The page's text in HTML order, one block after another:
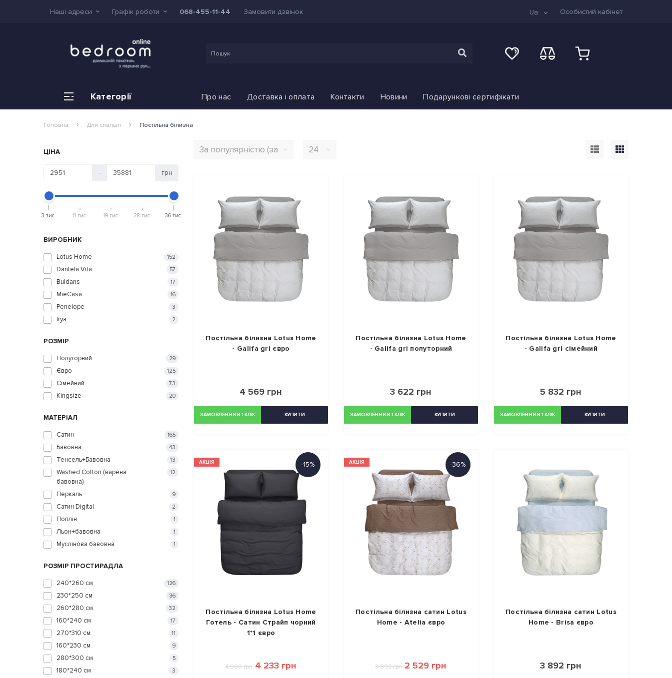
Наші адреси Графік роботи 068-455-11-44 Замовити дзвінок Ua Особистий кабінет
Категорії Про нас Доставка і оплата Контакти Новини Подарункові сертифікати
Головна Для спальні Постільна білизна
ЦІНА
- грн
3 тис. 11 тис. 19 тис. 28 тис. 36 тис.
ВИРОБНИК
Lotus Home 152
Dantela Vita 57
Buldans 17
MieCasa 16
Penelope 3
Irya 2
РОЗМІР
Полуторний 29
Євро 125
Сімейний 73
Kingsize 20
МАТЕРІАЛ
Сатин 165
Бавовна 43
Тенсель+Бавовна 13
Washed Cotton (варена
бавовна)
12
Перкаль 9
Сатин Digital 2
Поплін 1
Льон+бавовна 1
Муслінова бавовна 1
РОЗМІР ПРОСТИРАДЛА
240*260 см 126
230*250 см 36
260*280 см 32
160*240 см 17
270*310 см 11
160*230 см 9
280*300 см 5
180*240 см 3
Постільна білизна Lotus Home
- Galifa gri євро
4 569 грн
ЗАМОВЛЕННЯ В 1 КЛІК КУПИТИ
Постільна білизна Lotus Home
- Galifa gri полуторний
3 622 грн
ЗАМОВЛЕННЯ В 1 КЛІК КУПИТИ
Постільна білизна Lotus Home
- Galifa gri сімейний
5 832 грн
ЗАМОВЛЕННЯ В 1 КЛІК КУПИТИ
АКЦІЯ -15%
Постільна білизна Lotus Home
Готель - Сатин Страйп чорний
1*1 євро
4 980 грн 4 233 грн
АКЦІЯ -36%
Постільна білизна сатин Lotus
Home - Atelia євро
3 892 грн 2 529 грн
Постільна білизна сатин Lotus
Home - Brisa євро
3 892 грн